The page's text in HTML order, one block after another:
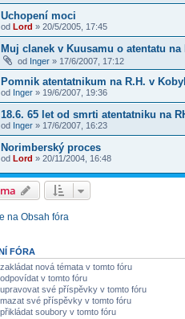
Uchopení moci
od Lord » 20/5/2005, 17:45
Muj clanek v Kuusamu o atentatu na
od Inger » 17/6/2007, 17:12
Pomnik atentatnikum na R.H. v
od Inger » 19/6/2007, 19:36
18.6. 65 let od smrti atentatniku na
od Inger » 17/6/2007, 16:23
Norimberský proces
od Lord » 20/11/2004, 16:48
na Obsah fóra
FÓRA
zakládat nová témata v tomto fóru
odpovídat v tomto fóru
upravovat své příspěvky v tomto fóru
mazat své příspěvky v tomto fóru
přikládat soubory v tomto fóru